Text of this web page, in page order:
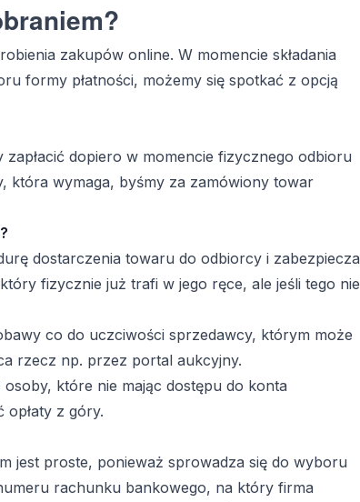
zakupów online. W momencie składania
formy płatności, możemy się spotkać z opcją
dopiero w momencie fizycznego odbioru
która wymaga, byśmy za zamówiony towar
dostarczenia towaru do odbiorcy i zabezpiecza
fizycznie już trafi w jego ręce, ale jeśli tego nie
co do uczciwości sprzedawcy, którym może
rzecz np. przez portal aukcyjny.
które nie mając dostępu do konta
opłaty z góry.
jest proste, ponieważ sprowadza się do wyboru
rachunku bankowego, na który firma